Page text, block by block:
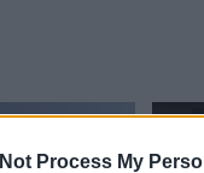
Process My